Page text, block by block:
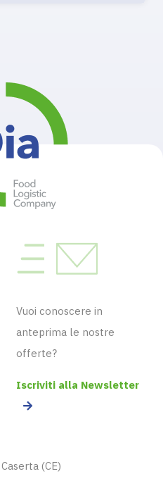
Vuoi conoscere in
anteprima le nostre
offerte?
Iscriviti alla Newsletter
(CE)